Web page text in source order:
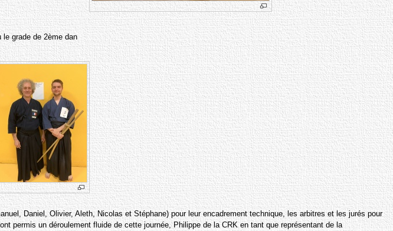
grade de 2ème dan
Daniel, Olivier, Aleth, Nicolas et Stéphane) pour leur encadrement technique, les arbitres et les jurés pour
permis un déroulement fluide de cette journée, Philippe de la CRK en tant que représentant de la